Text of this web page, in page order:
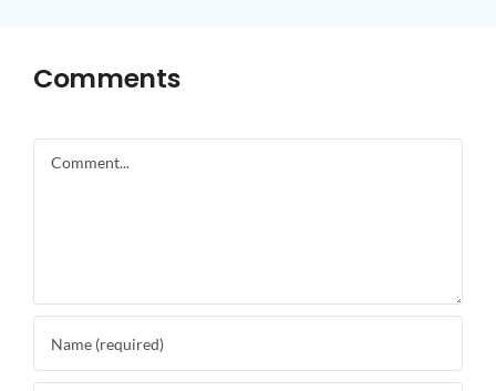
Comments
Comment